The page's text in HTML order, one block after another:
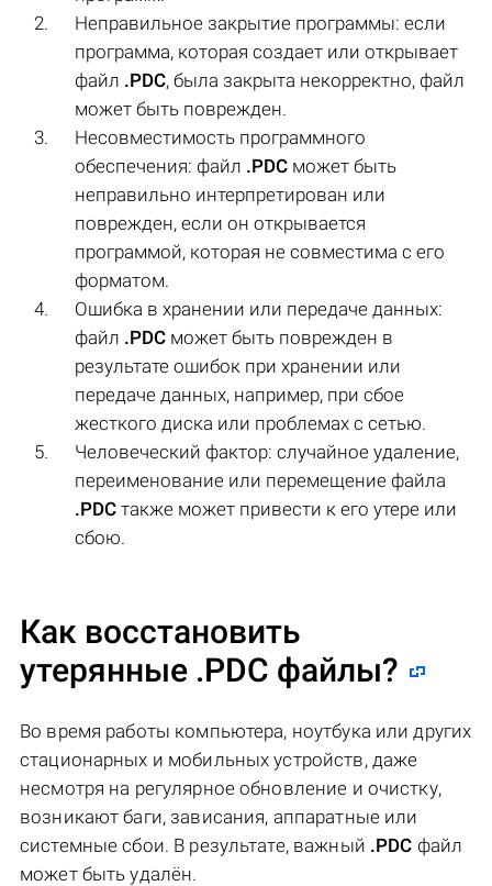
Неправильное закрытие программы: если
программа, которая создает или открывает
файл .PDC, была закрыта некорректно, файл
может быть поврежден.
Несовместимость программного
обеспечения: файл .PDC может быть
неправильно интерпретирован или
поврежден, если он открывается
программой, которая не совместима с его
форматом.
Ошибка в хранении или передаче данных:
файл .PDC может быть поврежден в
результате ошибок при хранении или
передаче данных, например, при сбое
жесткого диска или проблемах с сетью.
Человеческий фактор: случайное удаление,
переименование или перемещение файла
.PDC также может привести к его утере или
сбою.
Как восстановить
утерянные .PDC файлы?
Во время работы компьютера, ноутбука или других
стационарных и мобильных устройств, даже
несмотря на регулярное обновление и очистку,
возникают баги, зависания, аппаратные или
системные сбои. В результате, важный .PDC файл
может быть удалён.